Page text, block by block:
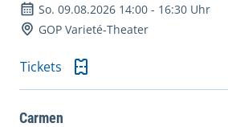
So. 09.08.2026 14:00 - 16:30 Uhr
GOP Varieté-Theater
Tickets
Carmen